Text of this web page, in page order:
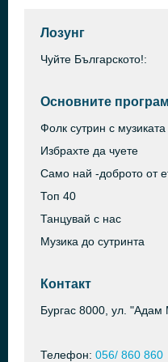
Лозунг
Чуйте Българското!:
Основните
Фолк сутрин с
Избрахте да чуете
Само най -доброто от
Топ 40
Танцувай с нас
Музика до сутринта
Контакт
Бургас 8000, ул. "Адам
Телефон: 056/ 860 860